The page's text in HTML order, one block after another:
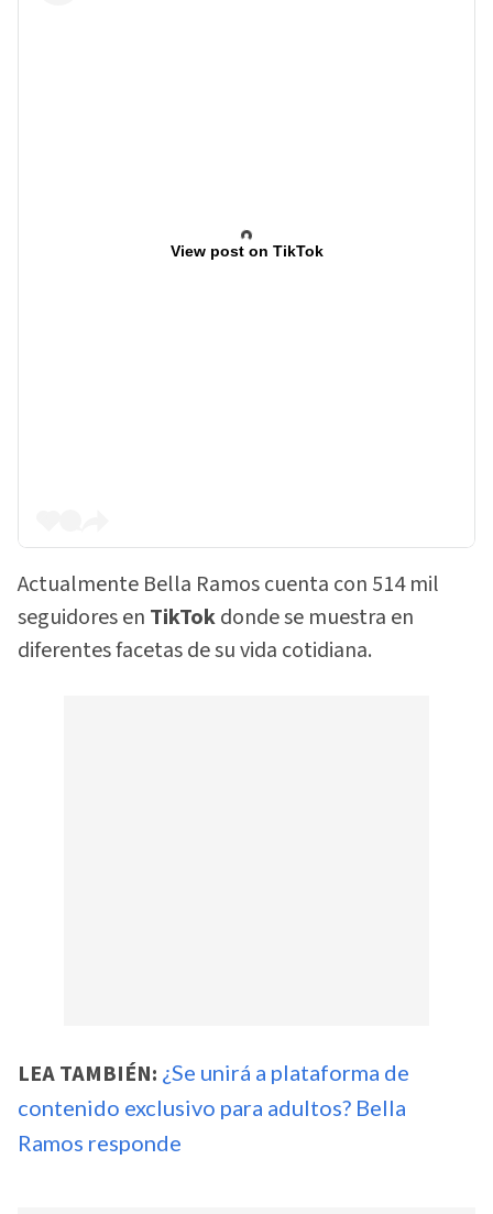
View post on TikTok
Actualmente Bella Ramos cuenta con 514 mil
seguidores en TikTokdonde se muestra en
diferentes facetas de su vida cotidiana.
LEA TAMBIÉN: ¿Se unirá a plataforma de
contenido exclusivo para adultos? Bella
Ramos responde